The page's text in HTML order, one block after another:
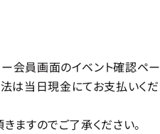
会員画面のイベント確認ペー
は当日現金にてお支払いくだ
ますのでご了承ください。